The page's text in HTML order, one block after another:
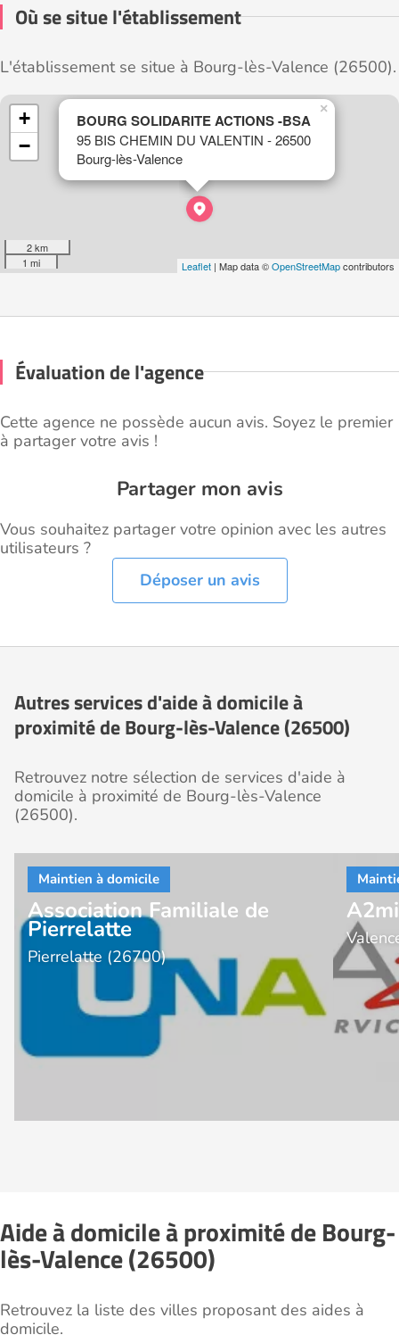
Où se situe l'établissement
L'établissement se situe à Bourg-lès-Valence (26500).
BOURG SOLIDARITE ACTIONS -BSA
95 BIS CHEMIN DU VALENTIN - 26500
Bourg-lès-Valence
×
+
−
2 km
1 mi
Leaflet | Map data ©OpenStreetMapcontributors
Évaluation de l'agence
Cette agence ne possède aucun avis. Soyez le premier
à partager votre avis !
Partager mon avis
Vous souhaitez partager votre opinion avec les autres
utilisateurs ?
Déposer un avis
Autres services d'aide à domicile à
proximité de Bourg-lès-Valence (26500)
Retrouvez notre sélection de services d'aide à
domicile à proximité de Bourg-lès-Valence
(26500).
Association Familiale de
Pierrelatte
Pierrelatte (26700)
Aide à domicile à proximité de Bourg-
lès-Valence (26500)
Retrouvez la liste des villes proposant des aides à
domicile.